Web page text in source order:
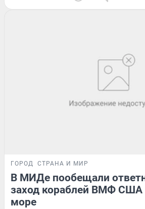
ГОРОД СТРАНА И МИР
В МИДе пообещали
заход кораблей ВМФ США
море